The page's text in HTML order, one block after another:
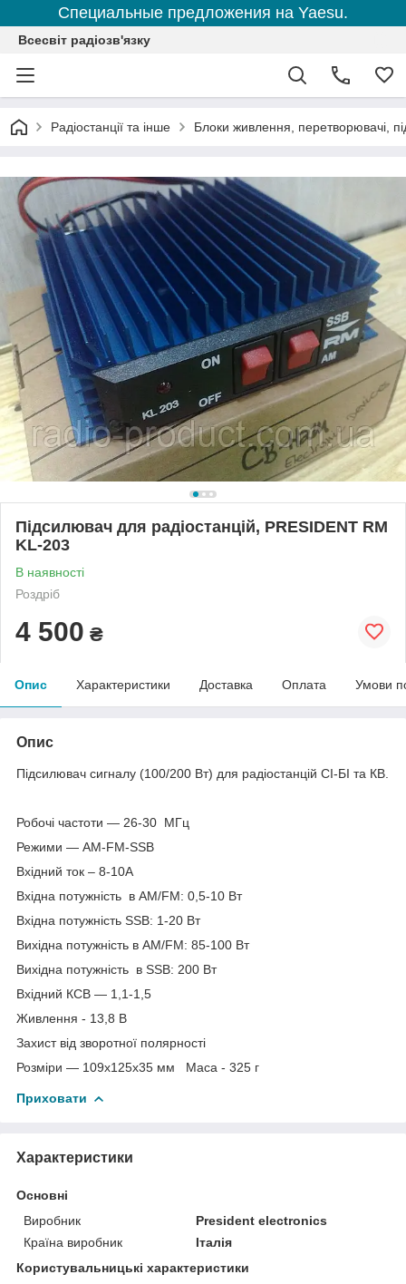
Специальные предложения на Yaesu.
Всесвіт радіозв'язку
Радіостанції та інше Блоки живлення, перетворювачі,
Підсилювач для радіостанцій, PRESIDENT RM
KL-203
В наявності
Роздріб
4 500 ₴
Опис Характеристики Доставка Оплата Умови
Опис
Підсилювач сигналу (100/200 Вт) для радіостанцій СІ-БІ та КВ.
Робочі частоти — 26-30 МГц
Режими — AM-FM-SSB
Вхідний ток – 8-10А
Вхідна потужність в АМ/FM: 0,5-10 Вт
Вхідна потужність SSB: 1-20 Вт
Вихідна потужність в АМ/FM: 85-100 Вт
Вихідна потужність в SSB: 200 Вт
Вхідний КСВ — 1,1-1,5
Живлення - 13,8 В
Захист від зворотної полярності
Розміри — 109х125х35 мм Маса - 325 г
Приховати
Характеристики
Основні
Виробник
President electronics
Країна виробник
Італія
Користувальницькі характеристики